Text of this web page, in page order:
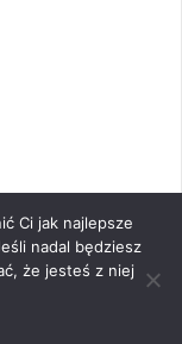
Ci jak najlepsze
nadal będziesz
że jesteś z niej